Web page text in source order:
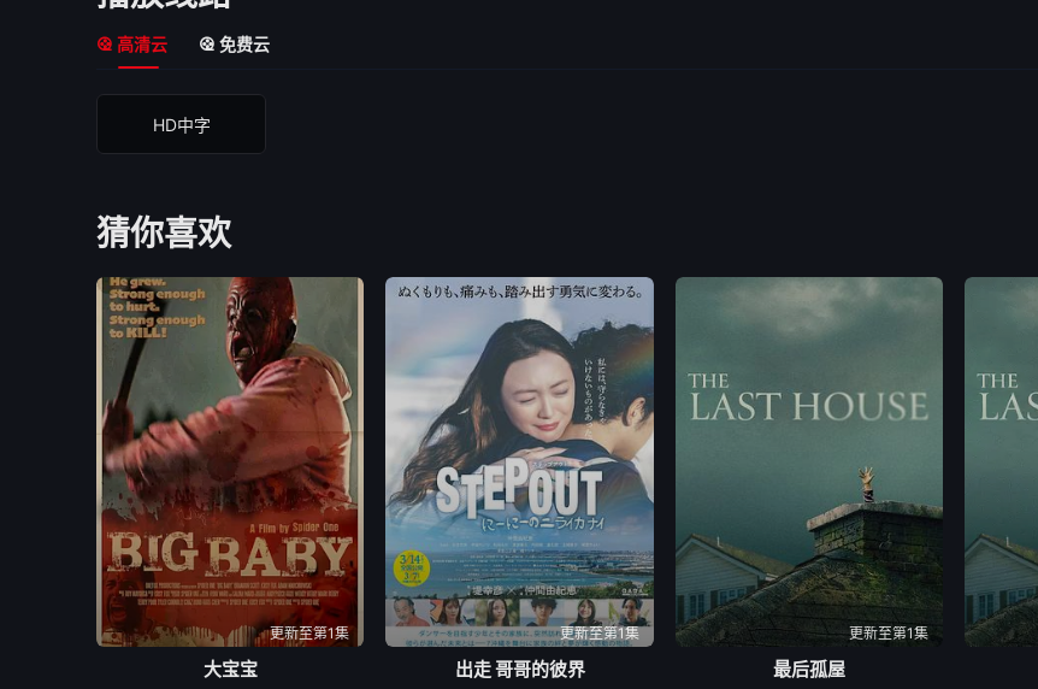
高清云 免费云
HD中字
猜你喜欢
更新至第1集
大宝宝
更新至第1集
出走 哥哥的彼界
更新至第1集
最后孤屋